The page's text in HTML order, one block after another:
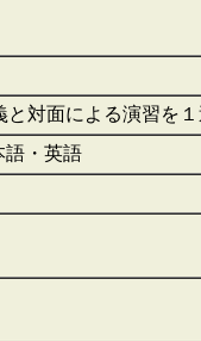
対面による演習を
語・英語